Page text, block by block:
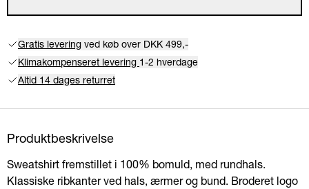
Gratis levering ved køb over DKK 499,-
Klimakompenseret levering 1-2 hverdage
Altid 14 dages returret
Produktbeskrivelse
Sweatshirt fremstillet i 100% bomuld, med rundhals.
Klassiske ribkanter ved hals, ærmer og bund. Broderet logo